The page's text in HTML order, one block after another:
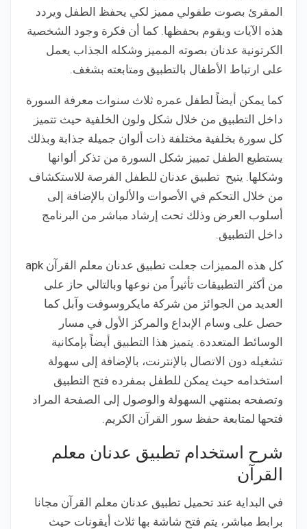
المقرئ بصوت طفولي مميز لكي يحفظ الطفل ويردد
هذه الآيات ويقوم بحفظها. كما أن فكرة وجود الشخصية
الكرتونية عدنان بصوته المميز وشكله الجذاب يعمل
على ارتباط الأطفال بالتطبيق ومتابعته بشغف.
كما يمكن أيضاً لطفل عمره ثلاث سنوات معرفة السورة
داخل التطبيق من خلال شكل ولون الخلفية حيث تتميز
كل سورة بخلفية مختلفة ذات ألوان جميلة جذابة وبذلك
يستطيع الطفل تمييز شكل السورة من تذكر ألوانها
وشكلها. يتيح تطبيق عدنان للطفل الفرصة للاستكشاف
من خلال التحكم في الأصوات والألوان بالإضافة إلى
أسلوب العرض وذلك تحت إرشاد مباشر من البرنامج
داخل التطبيق.
كل هذه المميزات جعلت تطبيق عدنان معلم القرآن apk
من أكثر التطبيقات تأثيراً من نوعها وبالتالي حاز على
العديد من الجوائز من شركة مايكروسوفت وآبل كما
حصل على وسام الإبداع والمركز الأول في مسار
الوسائط المتعددة. يتميز هذا التطبيق أيضاً بإمكانية
تشغيله دون الاتصال بالإنترنت، بالإضافة إلى سهولة
استخدامه حيث يمكن للطفل بمفرده فتح التطبيق
وتصفحه بمنتهي السهولة والوصول إلى الصفحة المراد
فتحها لمتابعة حفظ سور القرآن الكريم.
شرح استخدام تطبيق عدنان معلم
القرآن
في البداية عند تحميل تطبيق عدنان معلم القرآن مجانا
برابط مباشر، يتم فتح شاشة بها ثلاث أيقونات حيث